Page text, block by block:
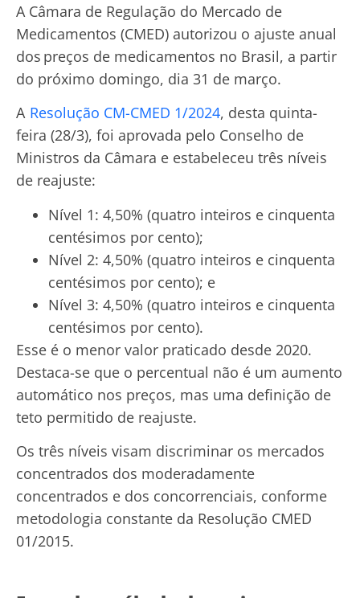
A Câmara de Regulação do Mercado de
Medicamentos (CMED) autorizou o ajuste anual
dos preços de medicamentos no Brasil, a partir
do próximo domingo, dia 31 de março.
A Resolução CM-CMED 1/2024, desta quinta-
feira (28/3), foi aprovada pelo Conselho de
Ministros da Câmara e estabeleceu três níveis
de reajuste:
Nível 1: 4,50% (quatro inteiros e cinquenta
centésimos por cento);
Nível 2: 4,50% (quatro inteiros e cinquenta
centésimos por cento); e
Nível 3: 4,50% (quatro inteiros e cinquenta
centésimos por cento).
Esse é o menor valor praticado desde 2020.
Destaca-se que o percentual não é um aumento
automático nos preços, mas uma definição de
teto permitido de reajuste.
Os três níveis visam discriminar os mercados
concentrados dos moderadamente
concentrados e dos concorrenciais, conforme
metodologia constante da Resolução CMED
01/2015.